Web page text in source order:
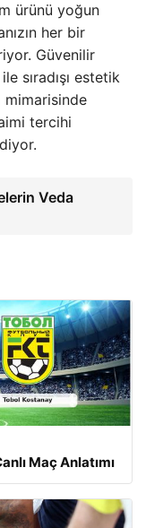
ürünü yoğun
her bir
Güvenilir
sıradışı estetik
mimarisinde
tercihi
Veda
Maç Anlatımı